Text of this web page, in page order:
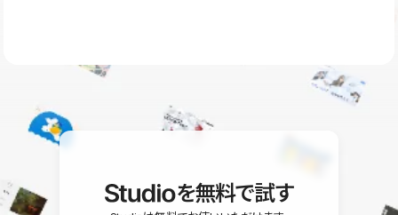
ユーザー同士で質問・相談できるコミュニティもご利用ください。
を無料で試す